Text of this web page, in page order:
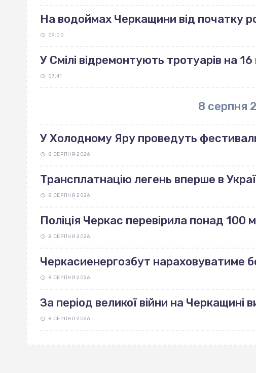
На водоймах Черкащини від початку
09:00
У Смілі відремонтують тротуарів на 16
07:41
8 серпня
У Холодному Яру проведуть
8 СЕРПНЯ 2026
Трансплатнацію легень вперше в
8 СЕРПНЯ 2026
Поліція Черкас перевірила понад 100
8 СЕРПНЯ 2026
Черкасиенергозбут нараховуватиме
8 СЕРПНЯ 2026
За період великої війни на Черкащині
8 СЕРПНЯ 2026